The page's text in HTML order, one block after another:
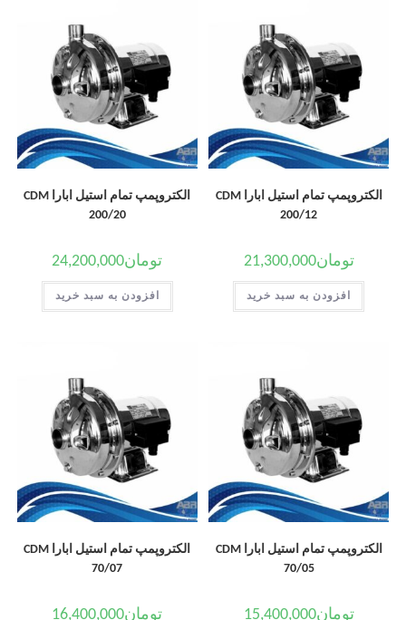
الکتروپمپ تمام استیل ابارا CDM
200/12
تومان21,300,000
افزودن به سبد خرید
الکتروپمپ تمام استیل ابارا CDM
200/20
تومان24,200,000
افزودن به سبد خرید
الکتروپمپ تمام استیل ابارا CDM
70/05
تومان15,400,000
الکتروپمپ تمام استیل ابارا CDM
70/07
تومان16,400,000